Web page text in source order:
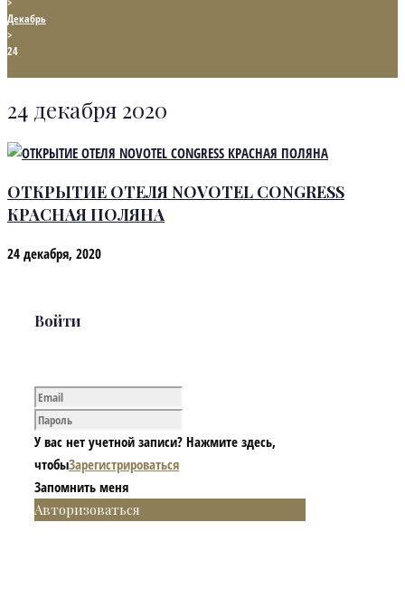
Декабрь
>
24
24 декабря 2020
ОТКРЫТИЕ ОТЕЛЯ NOVOTEL CONGRESS
КРАСНАЯ ПОЛЯНА
24 декабря, 2020
Войти
У вас нет учетной записи? Нажмите здесь,
чтобыЗарегистрироваться
Запомнить меня
Авторизоваться